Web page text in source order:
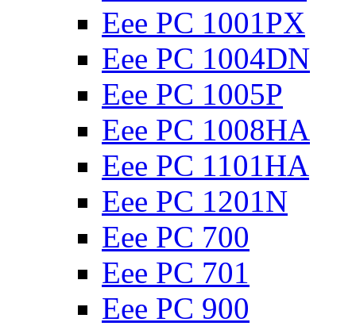
Eee PC 1001PX
Eee PC 1004DN
Eee PC 1005P
Eee PC 1008HA
Eee PC 1101HA
Eee PC 1201N
Eee PC 700
Eee PC 701
Eee PC 900